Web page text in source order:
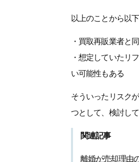
以上のことから以
・買取再販業者と
・想定していたリ
い可能性もある
そういったリスク
つとして、検討し
関連記事
離婚が売却理由